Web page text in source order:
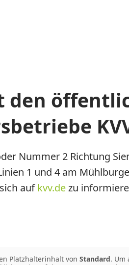
den
Nummer 2 Richtung
1 und 4 am
aufkvv.dezu
Platzhalterinhalt von Standard. Um